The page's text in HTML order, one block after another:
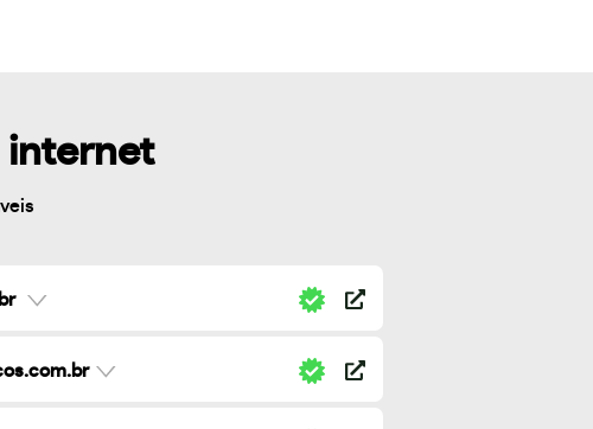
internet